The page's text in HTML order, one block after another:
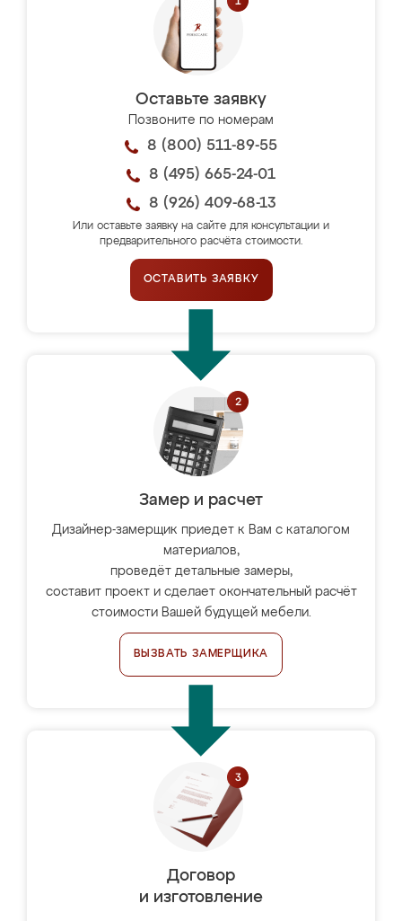
Оставьте заявку
Позвоните по номерам
8 (800) 511-89-55
8 (495) 665-24-01
8 (926) 409-68-13
Или оставьте заявку на сайте для консультации и
предварительного расчёта стоимости.
ОСТАВИТЬ ЗАЯВКУ
Замер и расчет
Дизайнер-замерщик приедет к Вам с каталогом
материалов,
проведёт детальные замеры,
составит проект и сделает окончательный расчёт
стоимости Вашей будущей мебели.
ВЫЗВАТЬ ЗАМЕРЩИКА
Договор
и изготовление